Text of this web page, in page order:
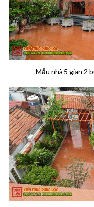
Mẫu nhà 5 gian 2